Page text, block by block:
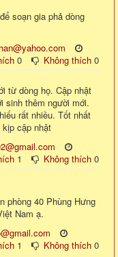
soạn gia phả dòng
0 Không thích 0
từ dòng họ. Cập nhật
sinh thêm người mới.
rất nhiều. Tốt nhất
kịp cập nhật
1 Không thích 0
phòng 40 Phùng Hưng
Nam ạ.
1 Không thích 0